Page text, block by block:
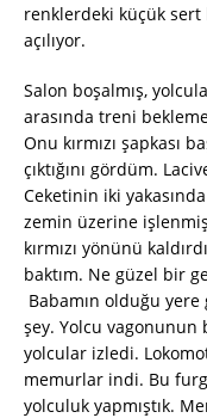
renklerdeki küçük sert
açılıyor.
Salon boşalmış,
arasında treni
Onu kırmızı şapkası
çıktığını gördüm.
Ceketinin iki
zemin üzerine
kırmızı yönünü
baktım. Ne güzel bir
Babamın olduğu
şey. Yolcu
yolcular izledi.
memurlar indi. Bu
yolculuk yapmıştık.